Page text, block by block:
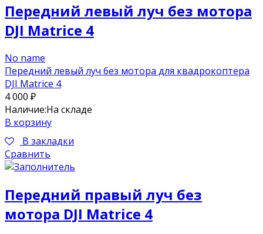
Передний левый луч без мотора
DJI Matrice 4
No name
Передний левый луч без мотора для квадрокоптера
DJI Matrice 4
4 000 ₽
Наличие:На складе
В корзину
В закладки
Сравнить
Передний правый луч без
мотора DJI Matrice 4